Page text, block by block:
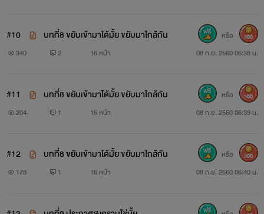
#10 บทที่8 ขยับเข้ามาได้มั้ย ขยับมาใกล้กัน
340 2 16 หน้า 08 ก.ย. 2560 06:38 น.
หรือ 300
#11 บทที่8 ขยับเข้ามาได้มั้ย ขยับมาใกล้กัน
204 1 16 หน้า 08 ก.ย. 2560 06:39 น.
หรือ 300
#12 บทที่8 ขยับเข้ามาได้มั้ย ขยับมาใกล้กัน
178 1 16 หน้า 08 ก.ย. 2560 06:40 น.
หรือ 300